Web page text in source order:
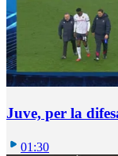
Juve, per la
01:30